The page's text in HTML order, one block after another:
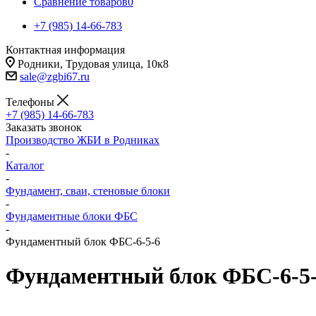
+7 (985) 14-66-783
Контактная информация
Родники, Трудовая улица, 10к8
sale@zgbi67.ru
Телефоны
+7 (985) 14-66-783
Заказать звонок
Производство ЖБИ в Родниках
-
Каталог
-
Фундамент, сваи, стеновые блоки
-
Фундаментные блоки ФБС
-
Фундаментный блок ФБС-6-5-6
Фундаментный блок ФБС-6-